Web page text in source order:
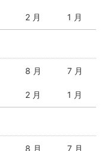
2 月 1 月
8 月 7 月
2 月 1 月
8 月 7 月